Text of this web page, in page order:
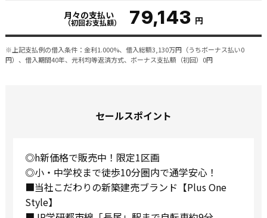
月々の支払い
（初回お支払額） 79,143 円
※上記支払例の借入条件：金利1.000%、借入総額3,130万円（うちボーナス払い0
円）、借入期間40年、元利均等返済方式、ボーナス支払額（初回）0円
セールスポイント
◎h新価格で販売中！限定1区画
◎小・中学校まで徒歩10分圏内で通学安心！
■当社こだわりの新築建売ブランド【Plus One
Style】